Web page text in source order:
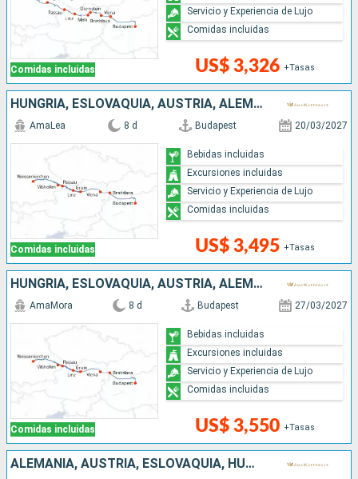
Comidas incluidas US$ 3,326 +Tasas
Servicio y Experiencia de Lujo
Comidas incluidas
HUNGRÍA, ESLOVAQUIA, AUSTRIA, ALEMANIA
Comidas incluidas
AmaLea 8 d Budapest 20/03/2027
US$ 3,495 +Tasas
Bebidas incluidas
Excursiones incluidas
Servicio y Experiencia de Lujo
Comidas incluidas
HUNGRÍA, ESLOVAQUIA, AUSTRIA, ALEMANIA
Comidas incluidas
AmaMora 8 d Budapest 27/03/2027
US$ 3,550 +Tasas
Bebidas incluidas
Excursiones incluidas
Servicio y Experiencia de Lujo
Comidas incluidas
ALEMANIA, AUSTRIA, ESLOVAQUIA, HUNGRÍA